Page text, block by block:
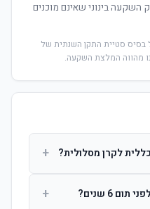
השקעה בינוני שאינם מוכנים
בסיס סטיית התקן השנתית של
מהווה המלצת השקעה.
לקרן מסלולית? +
מדד ספציפי ומאפשרת
6 שנים? +